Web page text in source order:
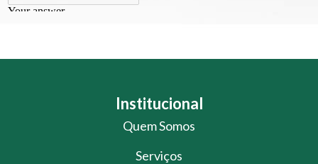
Institucional
Quem Somos
Serviços